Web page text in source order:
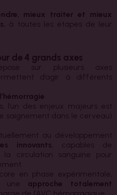
mieux traiter et mieux
, à toutes les étapes de leur
de 4 grands axes
sur plusieurs axes
d’agir à différents
l’un des enjeux majeurs est
saignement dans le cerveau)
au développement
innovants , capables de
circulation sanguine pour
en phase expérimentale,
une approche totalement